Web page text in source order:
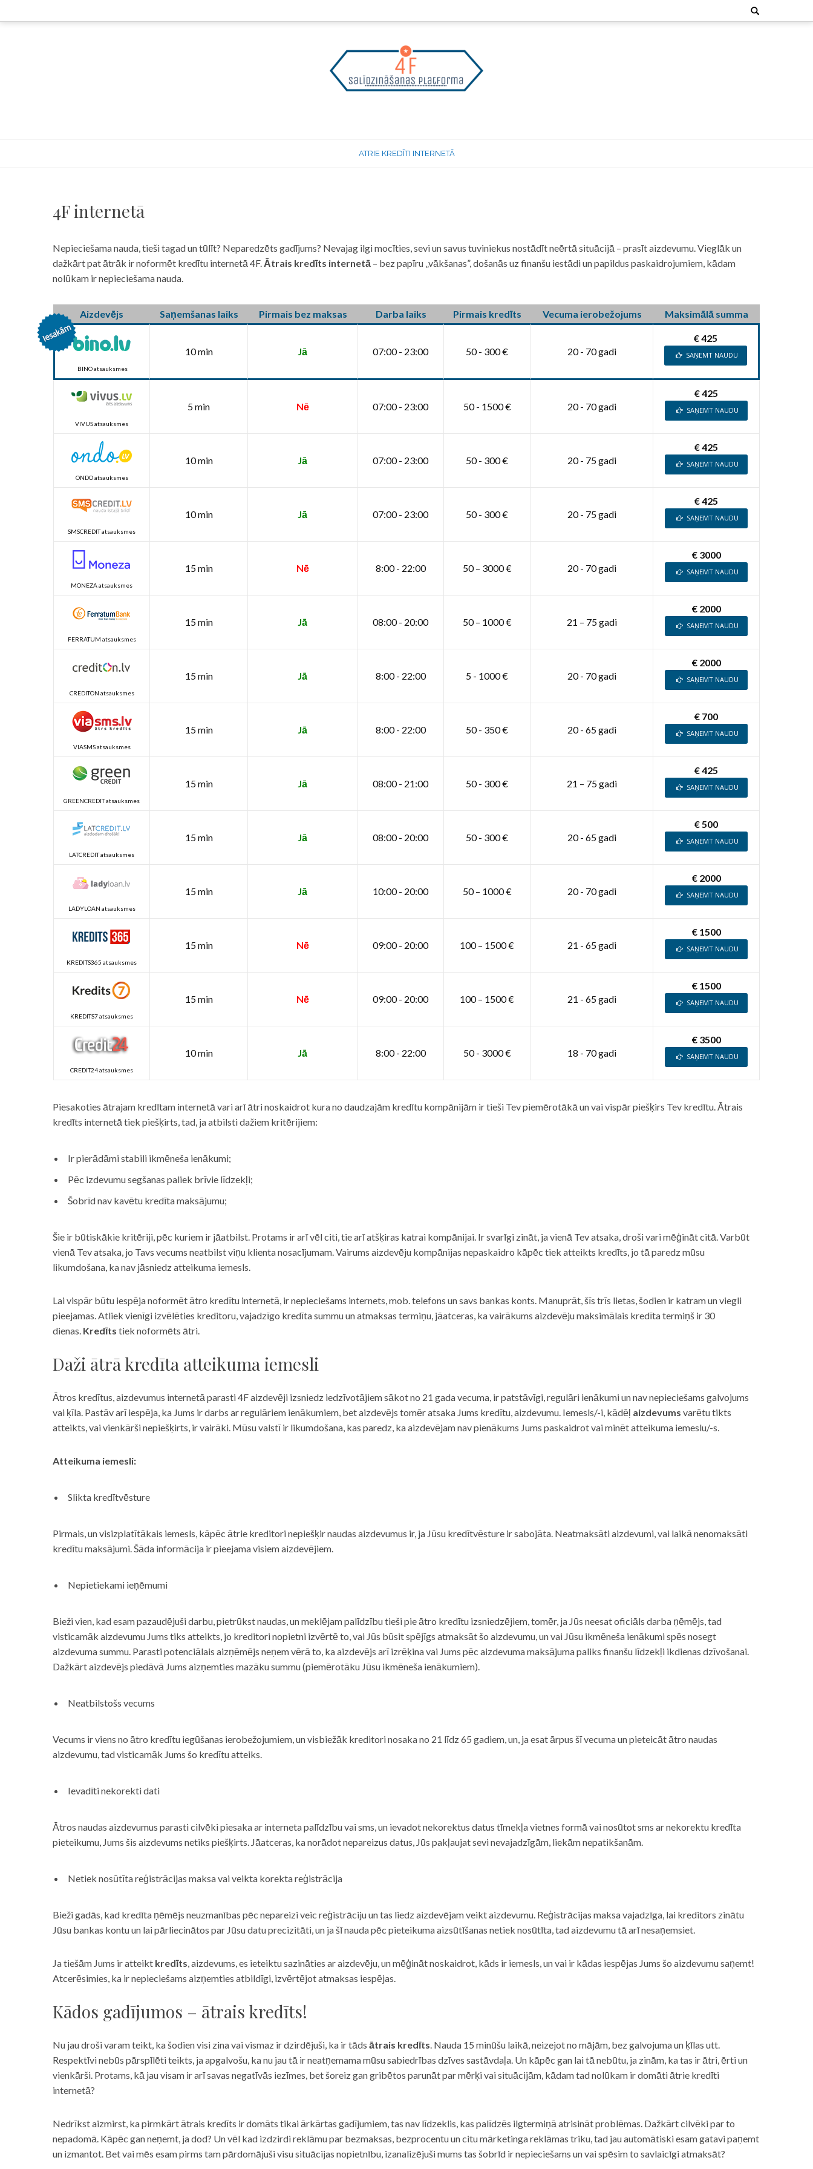
to
Search
for:
ATRIE KREDĪTI INTERNETĀ
4F internetā
Nepieciešama nauda, tieši tagad un tūlīt? Neparedzēts gadījums? Nevajag ilgi mocīties, sevi un savus tuviniekus nostādīt neērtā situācijā – prasīt aizdevumu. Vieglāk un
dažkārt pat ātrāk ir noformēt kredītu internetā 4F. Ātrais kredīts internetā – bez papīru „vākšanas”, došanās uz finanšu iestādi un papildus paskaidrojumiem, kādam
nolūkam ir nepieciešama nauda.
Aizdevējs Saņemšanas laiks Pirmais bez maksas Darba laiks Pirmais kredīts Vecuma ierobežojums Maksimālā summa
BINO atsauksmes
10 min Jā 07:00 - 23:00 50 - 300 € 20 - 70 gadi
€ 425
SAŅEMT NAUDU
VIVUS atsauksmes
5 min Nē 07:00 - 23:00 50 - 1500 € 20 - 70 gadi
€ 425
SAŅEMT NAUDU
ONDO atsauksmes
10 min Jā 07:00 - 23:00 50 - 300 € 20 - 75 gadi
€ 425
SAŅEMT NAUDU
SMSCREDIT atsauksmes
10 min Jā 07:00 - 23:00 50 - 300 € 20 - 75 gadi
€ 425
SAŅEMT NAUDU
MONEZA atsauksmes
15 min Nē 8:00 - 22:00 50 – 3000 € 20 - 70 gadi
€ 3000
SAŅEMT NAUDU
FERRATUM atsauksmes
15 min Jā 08:00 - 20:00 50 – 1000 € 21 – 75 gadi
€ 2000
SAŅEMT NAUDU
CREDITON atsauksmes
15 min Jā 8:00 - 22:00 5 - 1000 € 20 - 70 gadi
€ 2000
SAŅEMT NAUDU
VIASMS atsauksmes
15 min Jā 8:00 - 22:00 50 - 350 € 20 - 65 gadi
€ 700
SAŅEMT NAUDU
GREENCREDIT atsauksmes
15 min Jā 08:00 - 21:00 50 - 300 € 21 – 75 gadi
€ 425
SAŅEMT NAUDU
LATCREDIT atsauksmes
15 min Jā 08:00 - 20:00 50 - 300 € 20 - 65 gadi
€ 500
SAŅEMT NAUDU
LADYLOAN atsauksmes
15 min Jā 10:00 - 20:00 50 – 1000 € 20 - 70 gadi
€ 2000
SAŅEMT NAUDU
KREDITS365 atsauksmes
15 min Nē 09:00 - 20:00 100 – 1500 € 21 - 65 gadi
€ 1500
SAŅEMT NAUDU
KREDITS7 atsauksmes
15 min Nē 09:00 - 20:00 100 – 1500 € 21 - 65 gadi
€ 1500
SAŅEMT NAUDU
CREDIT24 atsauksmes
10 min Jā 8:00 - 22:00 50 - 3000 € 18 - 70 gadi
€ 3500
SAŅEMT NAUDU
Piesakoties ātrajam kredītam internetā vari arī ātri noskaidrot kura no daudzajām kredītu kompānijām ir tieši Tev piemērotākā un vai vispār piešķirs Tev kredītu. Ātrais
kredīts internetā tiek piešķirts, tad, ja atbilsti dažiem kritērijiem:
Ir pierādāmi stabili ikmēneša ienākumi;
Pēc izdevumu segšanas paliek brīvie līdzekļi;
Šobrīd nav kavētu kredīta maksājumu;
Šie ir būtiskākie kritēriji, pēc kuriem ir jāatbilst. Protams ir arī vēl citi, tie arī atšķiras katrai kompānijai. Ir svarīgi zināt, ja vienā Tev atsaka, droši vari mēģināt citā. Varbūt
vienā Tev atsaka, jo Tavs vecums neatbilst viņu klienta nosacījumam. Vairums aizdevēju kompānijas nepaskaidro kāpēc tiek atteikts kredīts, jo tā paredz mūsu
likumdošana, ka nav jāsniedz atteikuma iemesls.
Lai vispār būtu iespēja noformēt ātro kredītu internetā, ir nepieciešams internets, mob. telefons un savs bankas konts. Manuprāt, šīs trīs lietas, šodien ir katram un viegli
pieejamas. Atliek vienīgi izvēlēties kreditoru, vajadzīgo kredīta summu un atmaksas termiņu, jāatceras, ka vairākums aizdevēju maksimālais kredīta termiņš ir 30
dienas. Kredīts tiek noformēts ātri.
Daži ātrā kredīta atteikuma iemesli
Ātros kredītus, aizdevumus internetā parasti 4F aizdevēji izsniedz iedzīvotājiem sākot no 21 gada vecuma, ir patstāvīgi, regulāri ienākumi un nav nepieciešams galvojums
vai ķīla. Pastāv arī iespēja, ka Jums ir darbs ar regulāriem ienākumiem, bet aizdevējs tomēr atsaka Jums kredītu, aizdevumu. Iemesls/-i, kādēļ aizdevums varētu tikts
atteikts, vai vienkārši nepiešķirts, ir vairāki. Mūsu valstī ir likumdošana, kas paredz, ka aizdevējam nav pienākums Jums paskaidrot vai minēt atteikuma iemeslu/-s.
Atteikuma iemesli:
Slikta kredītvēsture
Pirmais, un visizplatītākais iemesls, kāpēc ātrie kreditori nepiešķir naudas aizdevumus ir, ja Jūsu kredītvēsture ir sabojāta. Neatmaksāti aizdevumi, vai laikā nenomaksāti
kredītu maksājumi. Šāda informācija ir pieejama visiem aizdevējiem.
Nepietiekami ieņēmumi
Bieži vien, kad esam pazaudējuši darbu, pietrūkst naudas, un meklējam palīdzību tieši pie ātro kredītu izsniedzējiem, tomēr, ja Jūs neesat oficiāls darba ņēmējs, tad
visticamāk aizdevumu Jums tiks atteikts, jo kreditori nopietni izvērtē to, vai Jūs būsit spējīgs atmaksāt šo aizdevumu, un vai Jūsu ikmēneša ienākumi spēs nosegt
aizdevuma summu. Parasti potenciālais aizņēmējs neņem vērā to, ka aizdevējs arī izrēķina vai Jums pēc aizdevuma maksājuma paliks finanšu līdzekļi ikdienas dzīvošanai.
Dažkārt aizdevējs piedāvā Jums aizņemties mazāku summu (piemērotāku Jūsu ikmēneša ienākumiem).
Neatbilstošs vecums
Vecums ir viens no ātro kredītu iegūšanas ierobežojumiem, un visbiežāk kreditori nosaka no 21 līdz 65 gadiem, un, ja esat ārpus šī vecuma un pieteicāt ātro naudas
aizdevumu, tad visticamāk Jums šo kredītu atteiks.
Ievadīti nekorekti dati
Ātros naudas aizdevumus parasti cilvēki piesaka ar interneta palīdzību vai sms, un ievadot nekorektus datus tīmekļa vietnes formā vai nosūtot sms ar nekorektu kredīta
pieteikumu, Jums šis aizdevums netiks piešķirts. Jāatceras, ka norādot nepareizus datus, Jūs pakļaujat sevi nevajadzīgām, liekām nepatikšanām.
Netiek nosūtīta reģistrācijas maksa vai veikta korekta reģistrācija
Bieži gadās, kad kredīta ņēmējs neuzmanības pēc nepareizi veic reģistrāciju un tas liedz aizdevējam veikt aizdevumu. Reģistrācijas maksa vajadzīga, lai kreditors zinātu
Jūsu bankas kontu un lai pārliecinātos par Jūsu datu precizitāti, un ja šī nauda pēc pieteikuma aizsūtīšanas netiek nosūtīta, tad aizdevumu tā arī nesaņemsiet.
Ja tiešām Jums ir atteikt kredīts, aizdevums, es ieteiktu sazināties ar aizdevēju, un mēģināt noskaidrot, kāds ir iemesls, un vai ir kādas iespējas Jums šo aizdevumu saņemt!
Atcerēsimies, ka ir nepieciešams aizņemties atbildīgi, izvērtējot atmaksas iespējas.
Kādos gadījumos – ātrais kredīts!
Nu jau droši varam teikt, ka šodien visi zina vai vismaz ir dzirdējuši, ka ir tāds ātrais kredīts. Nauda 15 minūšu laikā, neizejot no mājām, bez galvojuma un ķīlas utt.
Respektīvi nebūs pārspīlēti teikts, ja apgalvošu, ka nu jau tā ir neatņemama mūsu sabiedrības dzīves sastāvdaļa. Un kāpēc gan lai tā nebūtu, ja zinām, ka tas ir ātri, ērti un
vienkārši. Protams, kā jau visam ir arī savas negatīvās iezīmes, bet šoreiz gan gribētos parunāt par mērķi vai situācijām, kādam tad nolūkam ir domāti ātrie kredīti
internetā?
Nedrīkst aizmirst, ka pirmkārt ātrais kredīts ir domāts tikai ārkārtas gadījumiem, tas nav līdzeklis, kas palīdzēs ilgtermiņā atrisināt problēmas. Dažkārt cilvēki par to
nepadomā. Kāpēc gan neņemt, ja dod? Un vēl kad izdzirdi reklāmu par bezmaksas, bezprocentu un citu mārketinga reklāmas triku, tad jau automātiski esam gatavi paņemt
un izmantot. Bet vai mēs esam pirms tam pārdomājuši visu situācijas nopietnību, izanalizējuši mums tas šobrīd ir nepieciešams un vai spēsim to savlaicīgi atmaksāt?